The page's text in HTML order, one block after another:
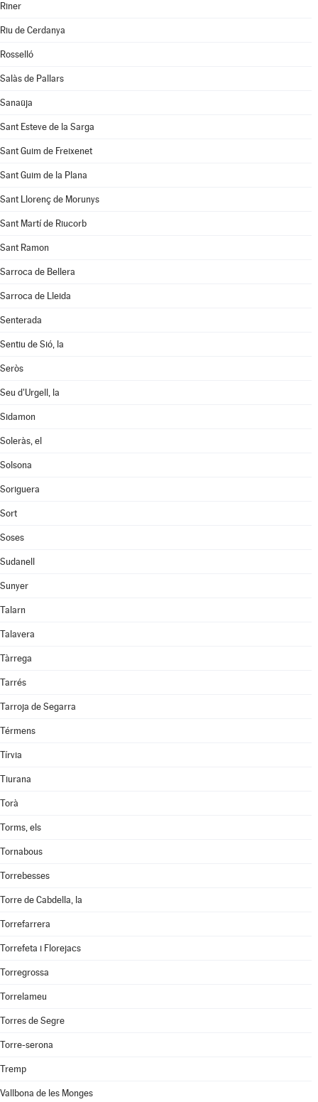
Riner
Riu de Cerdanya
Rosselló
Salàs de Pallars
Sanaüja
Sant Esteve de la Sarga
Sant Guim de Freixenet
Sant Guim de la Plana
Sant Llorenç de Morunys
Sant Martí de Riucorb
Sant Ramon
Sarroca de Bellera
Sarroca de Lleida
Senterada
Sentiu de Sió, la
Seròs
Seu d'Urgell, la
Sidamon
Soleràs, el
Solsona
Soriguera
Sort
Soses
Sudanell
Sunyer
Talarn
Talavera
Tàrrega
Tarrés
Tarroja de Segarra
Térmens
Tírvia
Tiurana
Torà
Torms, els
Tornabous
Torrebesses
Torre de Cabdella, la
Torrefarrera
Torrefeta i Florejacs
Torregrossa
Torrelameu
Torres de Segre
Torre-serona
Tremp
Vallbona de les Monges